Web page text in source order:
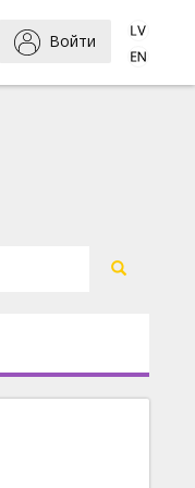
Войти